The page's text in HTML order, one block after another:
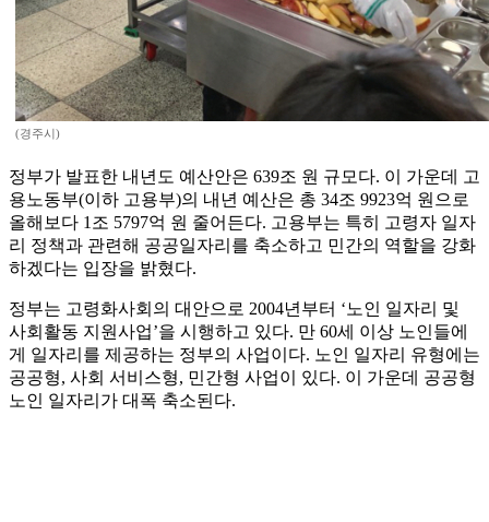
(경주시)
정부가 발표한 내년도 예산안은 639조 원 규모다. 이 가운데 고
용노동부(이하 고용부)의 내년 예산은 총 34조 9923억 원으로
올해보다 1조 5797억 원 줄어든다. 고용부는 특히 고령자 일자
리 정책과 관련해 공공일자리를 축소하고 민간의 역할을 강화
하겠다는 입장을 밝혔다.
정부는 고령화사회의 대안으로 2004년부터 ‘노인 일자리 및
사회활동 지원사업’을 시행하고 있다. 만 60세 이상 노인들에
게 일자리를 제공하는 정부의 사업이다. 노인 일자리 유형에는
공공형, 사회 서비스형, 민간형 사업이 있다. 이 가운데 공공형
노인 일자리가 대폭 축소된다.